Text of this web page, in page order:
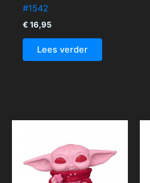
#1542
€ 16,95
Lees verder